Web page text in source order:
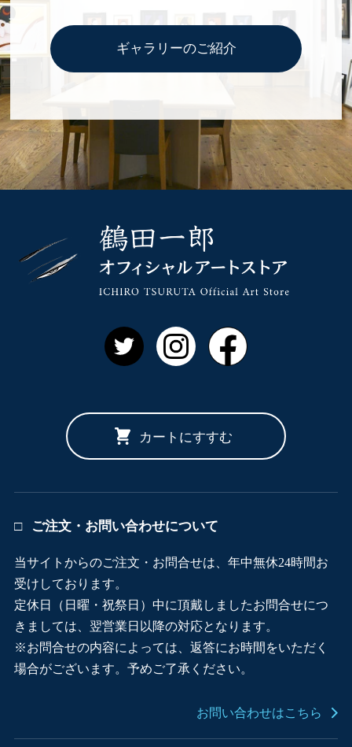
ギャラリーのご紹介
Twitter Instagram
カートにすすむ
ご注文・お問い合わせについて
当サイトからのご注文・お問合せは、年中無休24時間お
受けしております。
定休日（日曜・祝祭日）中に頂戴しましたお問合せにつ
きましては、翌営業日以降の対応となります。
※お問合せの内容によっては、返答にお時間をいただく
場合がございます。予めご了承ください。
お問い合わせはこちら